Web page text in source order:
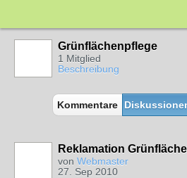
Grünflächenpflege
1 Mitglied
Beschreibung
Kommentare
Reklamation
von Webmaster
27. Sep 2010